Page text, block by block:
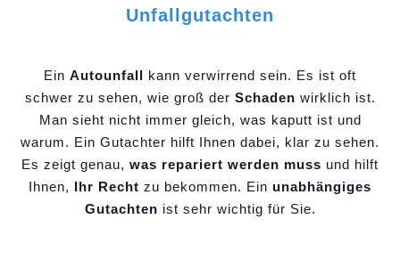
Unfallgutachten
Ein Autounfall kann verwirrend sein. Es ist oft
schwer zu sehen, wie groß der Schaden wirklich ist.
Man sieht nicht immer gleich, was kaputt ist und
warum. Ein Gutachter hilft Ihnen dabei, klar zu sehen.
Es zeigt genau, was repariert werden muss und hilft
Ihnen, Ihr Recht zu bekommen. Ein unabhängiges
Gutachten ist sehr wichtig für Sie.